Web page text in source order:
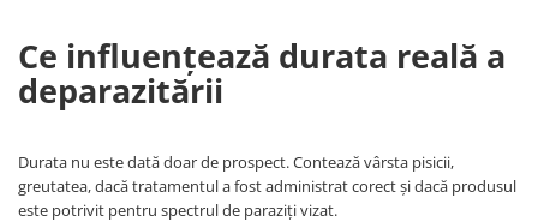
Ce influențează durata reală a
deparazitării
Durata nu este dată doar de prospect. Contează vârsta pisicii,
greutatea, dacă tratamentul a fost administrat corect și dacă produsul
este potrivit pentru spectrul de paraziți vizat.